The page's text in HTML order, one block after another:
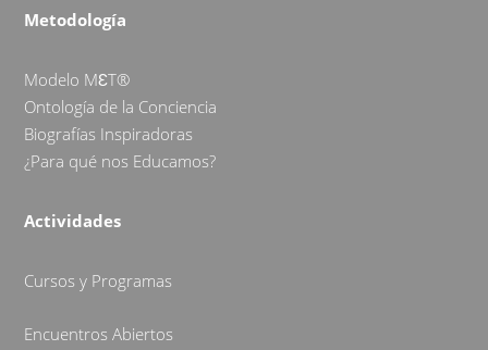
Metodología
Modelo MƐT®
Ontología de la Conciencia
Biografías Inspiradoras
¿Para qué nos Educamos?
Actividades
Cursos y Programas
Encuentros Abiertos